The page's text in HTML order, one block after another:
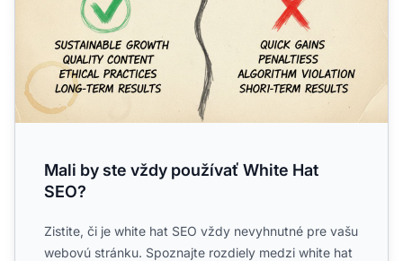
Mali by ste vždy používať White Hat
SEO?
Zistite, či je white hat SEO vždy nevyhnutné pre vašu
webovú stránku. Spoznajte rozdiely medzi white hat